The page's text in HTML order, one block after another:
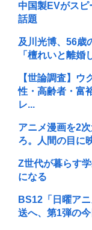
中国製EVがスピ
話題
及川光博、56歳
「檀れいと離婚
【世論調査】ウ
性・高齢者・富
レ...
アニメ漫画を2
ろ。人間の目に
Z世代が暮らす
になる
BS12「日曜ア
送へ、第1弾の